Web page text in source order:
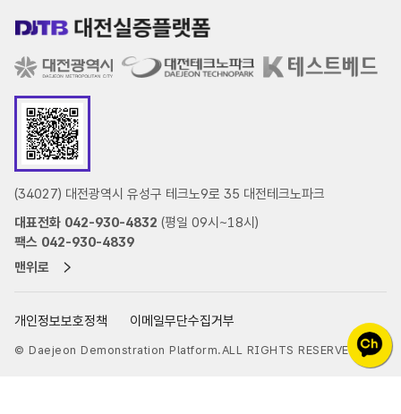
(34027) 대전광역시 유성구 테크노9로 35 대전테크노파크
대표전화 042-930-4832 (평일 09시~18시)
팩스 042-930-4839
맨위로
개인정보보호정책 이메일무단수집거부
© Daejeon Demonstration Platform.ALL RIGHTS RESERVED